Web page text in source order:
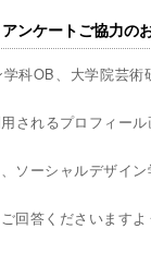
アンケートご協力の
科OB、大学院芸術
されるプロフィー
ソーシャルデザイ
回答くださいます